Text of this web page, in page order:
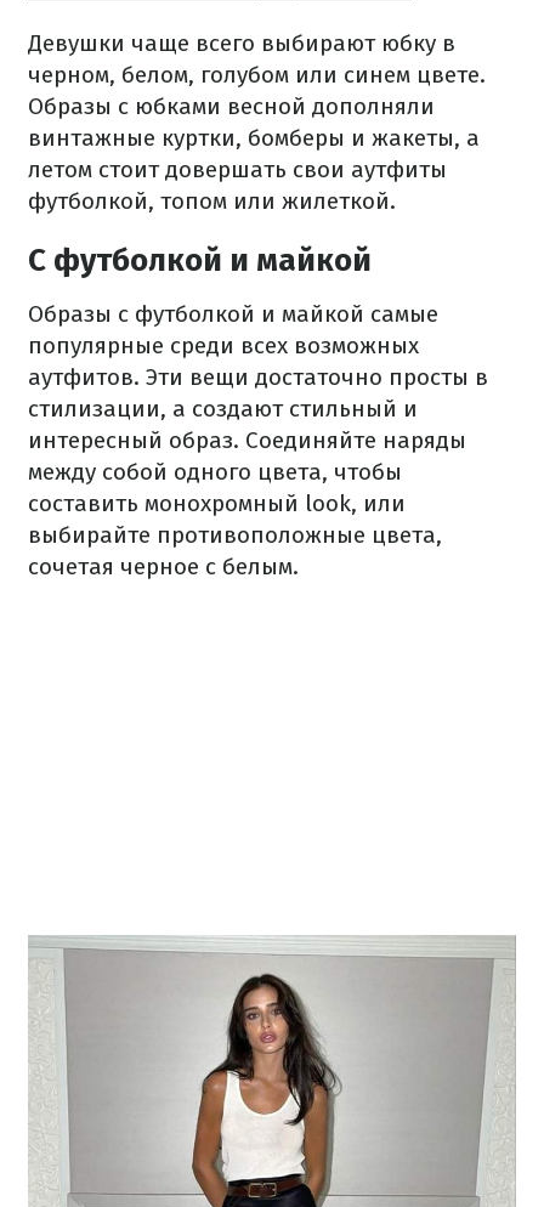
Девушки чаще всего выбирают юбку в
черном, белом, голубом или синем цвете.
Образы с юбками весной дополняли
винтажные куртки, бомберы и жакеты, а
летом стоит довершать свои аутфиты
футболкой, топом или жилеткой.
С футболкой и майкой
Образы с футболкой и майкой самые
популярные среди всех возможных
аутфитов. Эти вещи достаточно просты в
стилизации, а создают стильный и
интересный образ. Соединяйте наряды
между собой одного цвета, чтобы
составить монохромный look, или
выбирайте противоположные цвета,
сочетая черное с белым.